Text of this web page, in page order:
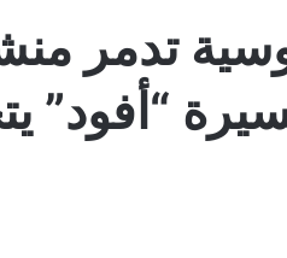
تدمر
“أفود”